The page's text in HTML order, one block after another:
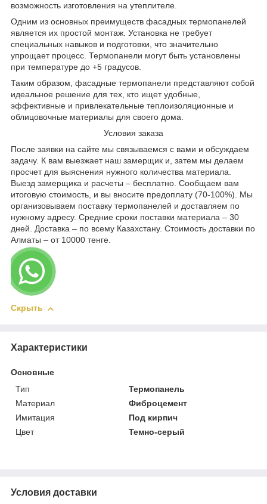
возможность изготовления на утеплителе.
Одним из основных преимуществ фасадных термопанелей
является их простой монтаж. Установка не требует
специальных навыков и подготовки, что значительно
упрощает процесс. Термопанели могут быть установлены
при температуре до +5 градусов.
Таким образом, фасадные термопанели представляют собой
идеальное решение для тех, кто ищет удобные,
эффективные и привлекательные теплоизоляционные и
облицовочные материалы для своего дома.
Условия заказа
После заявки на сайте мы связываемся с вами и обсуждаем
задачу. К вам выезжает наш замерщик и, затем мы делаем
просчет для выяснения нужного количества материала.
Выезд замерщика и расчеты – бесплатно. Сообщаем вам
итоговую стоимость, и вы вносите предоплату (70-100%). Мы
организовываем поставку термопанелей и доставляем по
нужному адресу. Средние сроки поставки материала – 30
дней. Доставка – по всему Казахстану. Стоимость доставки по
Алматы – от 10000 тенге.
Скрыть
Характеристики
Основные
Тип
Термопанель
Материал
Фиброцемент
Имитация
Под кирпич
Цвет
Темно-серый
Условия доставки